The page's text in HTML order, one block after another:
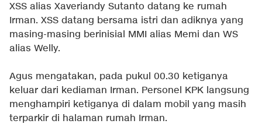
XSS alias Xaveriandy Sutanto datang ke rumah
Irman. XSS datang bersama istri dan adiknya yang
masing-masing berinisial MMI alias Memi dan WS
alias Welly.
Agus mengatakan, pada pukul 00.30 ketiganya
keluar dari kediaman Irman. Personel KPK langsung
menghampiri ketiganya di dalam mobil yang masih
terparkir di halaman rumah Irman.